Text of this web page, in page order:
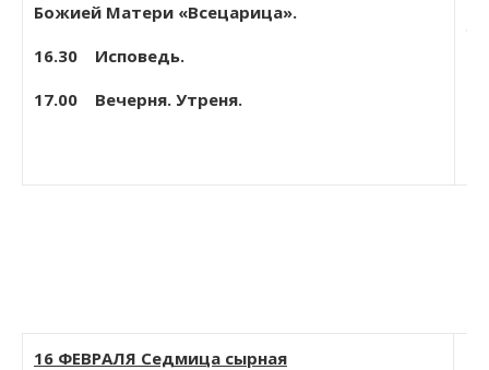
Божией Матери «Всецарица».
16.30 Исповедь.
17.00 Вечерня. Утреня.
16 ФЕВРАЛЯ Седмица сырная